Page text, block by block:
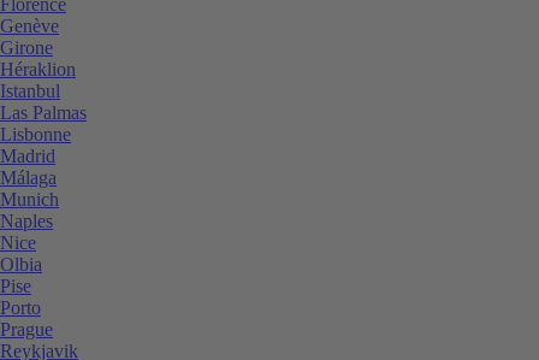
Genève
Girone
Héraklion
Istanbul
Las Palmas
Lisbonne
Madrid
Málaga
Munich
Naples
Nice
Olbia
Pise
Porto
Prague
Reykjavik